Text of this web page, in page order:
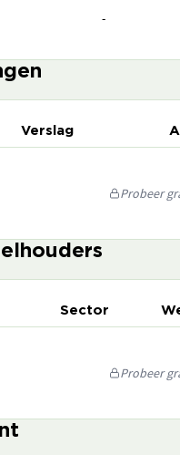
-
Verslag
Probeer
Sector
Probeer